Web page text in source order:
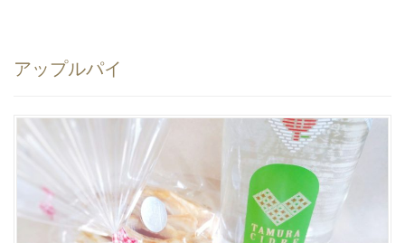
アップルパイ